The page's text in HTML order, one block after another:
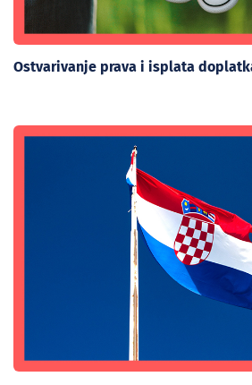
Ostvarivanje prava i isplata